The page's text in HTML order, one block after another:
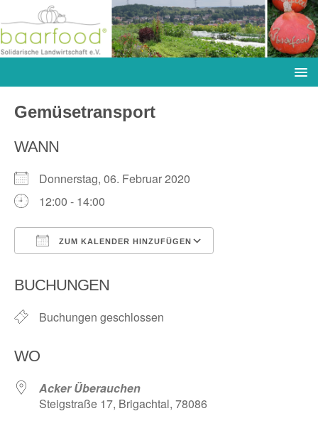
Gemüsetransport
WANN
Donnerstag, 06. Februar 2020
12:00 - 14:00
ZUM KALENDER HINZUFÜGEN
BUCHUNGEN
Buchungen geschlossen
WO
Acker Überauchen
Steigstraße 17, Brigachtal, 78086